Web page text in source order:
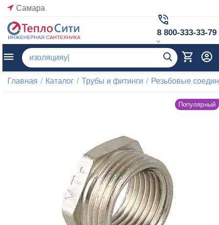
Самара
8 800-333-33-79
Главная / Каталог / Трубы и фитинги / Резьбовые
Популярный